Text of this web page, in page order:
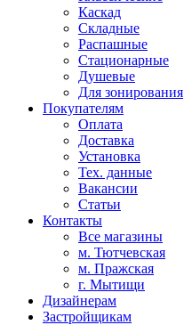
Каскад
Складные
Распашные
Стационарные
Душевые
Для зонирования
Покупателям
Оплата
Доставка
Установка
Тех. данные
Вакансии
Статьи
Контакты
Все магазины
м. Тютчевская
м. Пражская
г. Мытищи
Дизайнерам
Застройщикам